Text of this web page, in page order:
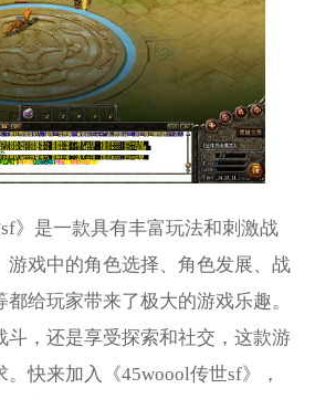
sf》是一款具有丰富玩法和刺激战
游戏中的角色选择、角色发展、战
给玩家带来了极大的游戏乐趣。
斗，还是享受探索和社交，这款游
快来加入《45woool传世sf》，